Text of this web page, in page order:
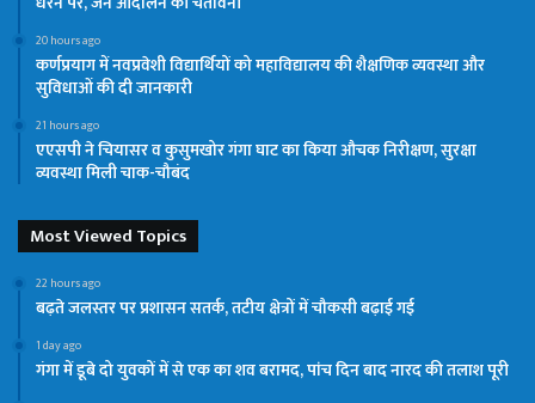
20 hours ago
कर्णप्रयाग में नवप्रवेशी विद्यार्थियों को महाविद्यालय की शैक्षणिक व्यवस्था और
सुविधाओं की दी जानकारी
21 hours ago
एएसपी ने चियासर व कुसुमखोर गंगा घाट का किया औचक निरीक्षण, सुरक्षा
व्यवस्था मिली चाक-चौबंद
Most Viewed Topics
22 hours ago
बढ़ते जलस्तर पर प्रशासन सतर्क, तटीय क्षेत्रों में चौकसी बढ़ाई गई
1 day ago
गंगा में डूबे दो युवकों में से एक का शव बरामद, पांच दिन बाद नारद की तलाश पूरी